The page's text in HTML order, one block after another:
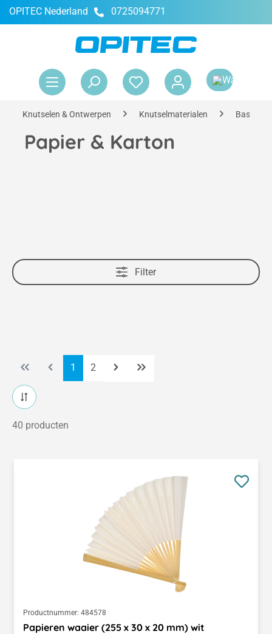
OPITEC Nederland 0725094771
Knutselen & Ontwerpen Knutselmaterialen
Papier & Karton
Filter
Pagina
1 Pagina
2
40 producten
Productnummer: 484578
Papieren waaier (255 x 30 x 20 mm) wit